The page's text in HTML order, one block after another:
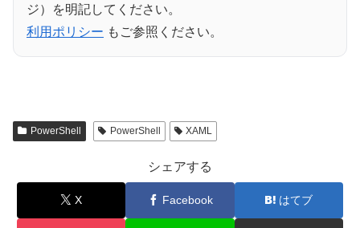
ジ）を明記してください。
利用ポリシー もご参照ください。
PowerShell PowerShell XAML
シェアする
X Facebook はてブ